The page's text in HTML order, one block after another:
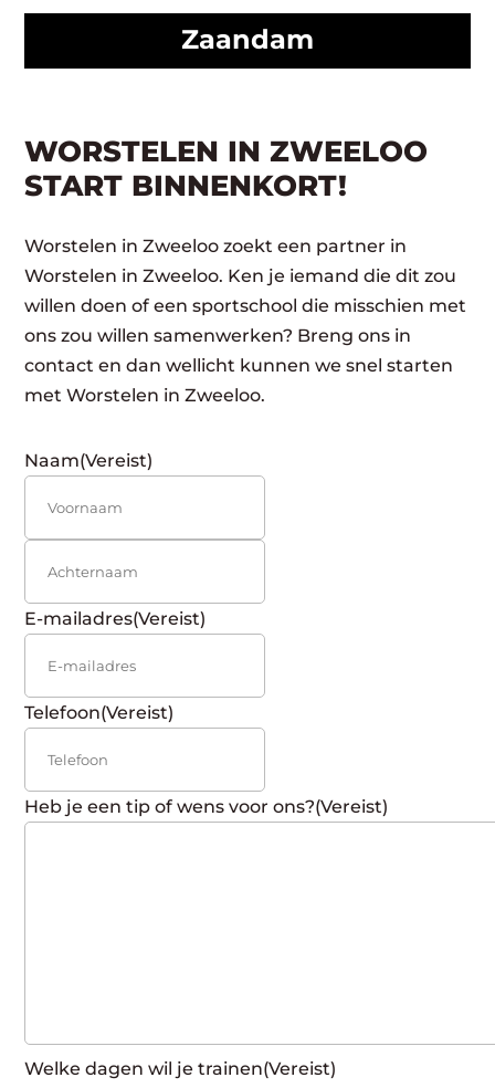
Zaandam
WORSTELEN IN ZWEELOO
START BINNENKORT!
Worstelen in Zweeloo zoekt een partner in
Worstelen in Zweeloo. Ken je iemand die dit zou
willen doen of een sportschool die misschien met
ons zou willen samenwerken? Breng ons in
contact en dan wellicht kunnen we snel starten
met Worstelen in Zweeloo.
Naam(Vereist)
E-mailadres(Vereist)
Telefoon(Vereist)
Heb je een tip of wens voor ons?(Vereist)
Welke dagen wil je trainen(Vereist)